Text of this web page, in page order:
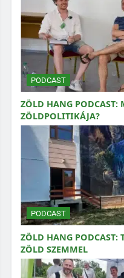
PODCAST
ZÖLD HANG PODCAST:
ZÖLDPOLITIKÁJA?
PODCAST
ZÖLD HANG PODCAST:
ZÖLD SZEMMEL